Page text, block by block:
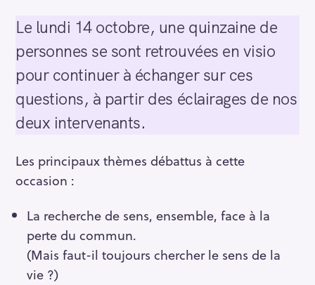
Le lundi 14 octobre, une quinzaine de
personnes se sont retrouvées en visio
pour continuer à échanger sur ces
questions, à partir des éclairages de nos
deux intervenants.
Les principaux thèmes débattus à cette
occasion :
La recherche de sens, ensemble, face à la
perte du commun.
(Mais faut-il toujours chercher le sens de la
vie ?)